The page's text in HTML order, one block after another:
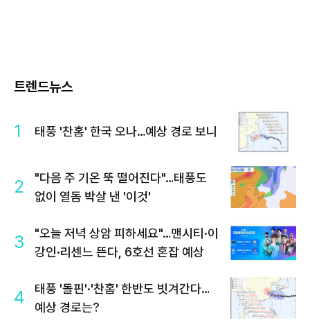
트렌드뉴스
1 태풍 '찬홈' 한국 오나…예상 경로 보니
2
"다음 주 기온 뚝 떨어진다"…태풍도
없이 열돔 박살 낸 '이것'
3
"오늘 저녁 상암 피하세요"…맨시티·이
강인·리센느 뜬다, 6호선 혼잡 예상
4
태풍 '돌핀'·'찬홈' 한반도 빗겨간다…
예상 경로는?